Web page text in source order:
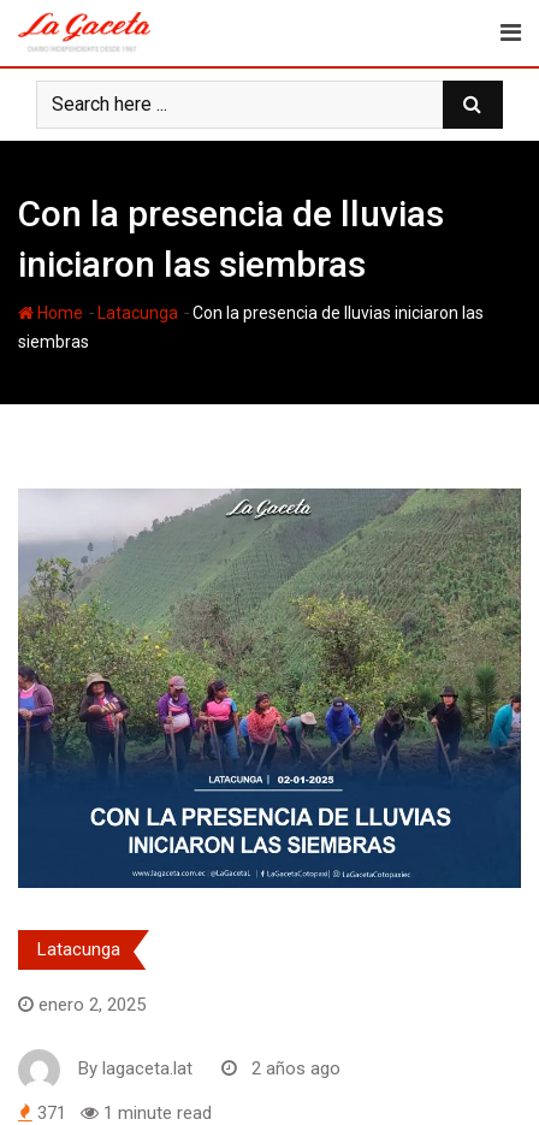
content
Con la presencia de lluvias
iniciaron las siembras
Home - Latacunga -Con la presencia de lluvias iniciaron las
siembras
Latacunga
enero 2, 2025
By lagaceta.lat 2 años ago
371 1 minute read